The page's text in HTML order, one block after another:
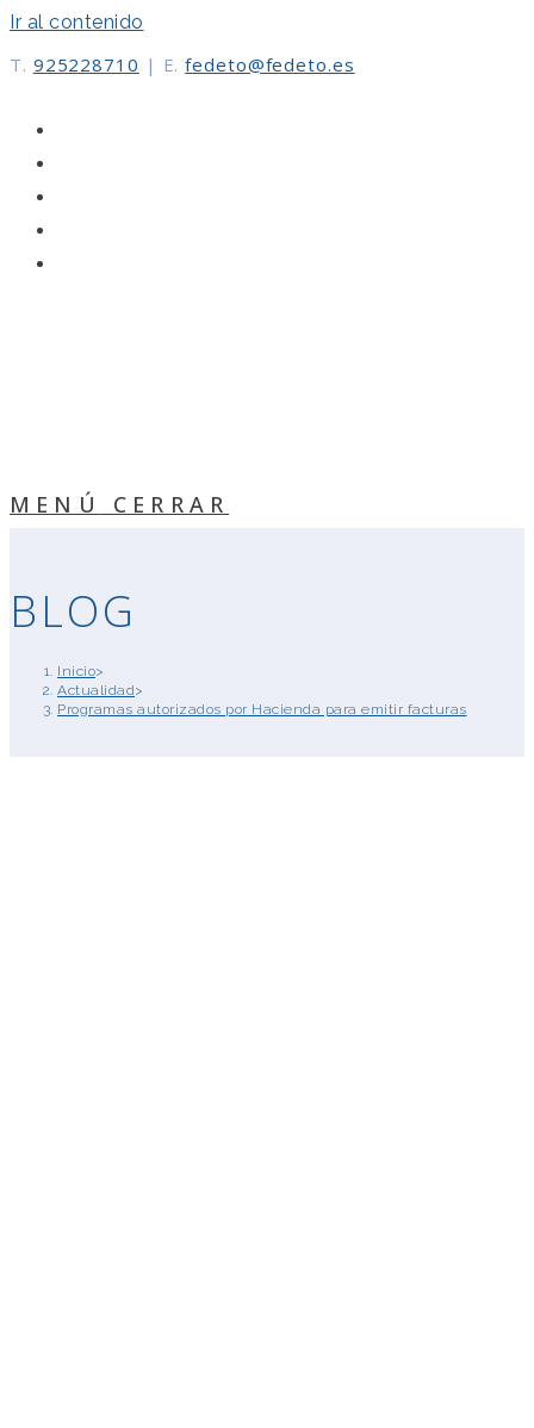
Ir al contenido
T. 925228710 | E. fedeto@fedeto.es
MENÚ CERRAR
BLOG
Inicio>
Actualidad>
Programas autorizados por Hacienda para emitir facturas